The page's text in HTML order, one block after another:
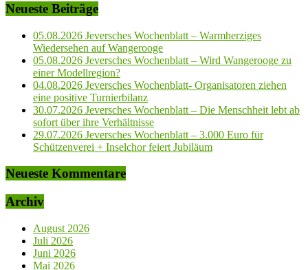
Neueste Beiträge
05.08.2026 Jeversches Wochenblatt – Warmherziges
Wiedersehen auf Wangerooge
05.08.2026 Jeversches Wochenblatt – Wird Wangerooge zu
einer Modellregion?
04.08.2026 Jeversches Wochenblatt- Organisatoren ziehen
eine positive Turnierbilanz
30.07.2026 Jeversches Wochenblatt – Die Menschheit lebt ab
sofort über ihre Verhältnisse
29.07.2026 Jeversches Wochenblatt – 3.000 Euro für
Schützenverei + Inselchor feiert Jubiläum
Neueste Kommentare
Archiv
August 2026
Juli 2026
Juni 2026
Mai 2026